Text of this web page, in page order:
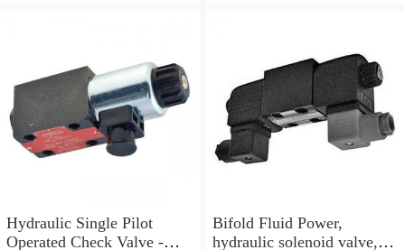
Hydraulic Single Pilot
Operated Check Valve -
Bifold Fluid Power,
hydraulic solenoid valve,